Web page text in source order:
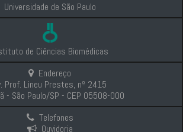
Universidade de São Paulo
de Ciências Biomédicas
Endereço
Prof. Lineu Prestes, nº 2415
- São Paulo/SP - CEP 05508-000
Telefones
Ouvidoria